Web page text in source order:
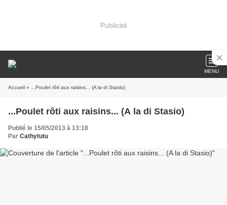
Publicité
MENU
Accueil » ...Poulet rôti aux raisins... (A la di Stasio)
...Poulet rôti aux raisins... (A la di Stasio)
Publié le 15/05/2013 à 13:18
Par Cathytutu